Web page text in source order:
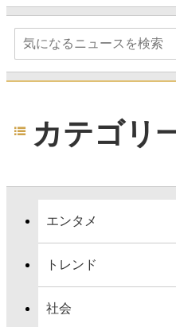
カテゴリ
エンタメ
トレンド
社会